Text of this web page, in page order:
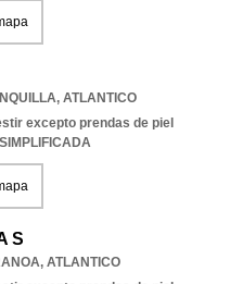
, ATLANTICO
excepto prendas de piel
S
, ATLANTICO